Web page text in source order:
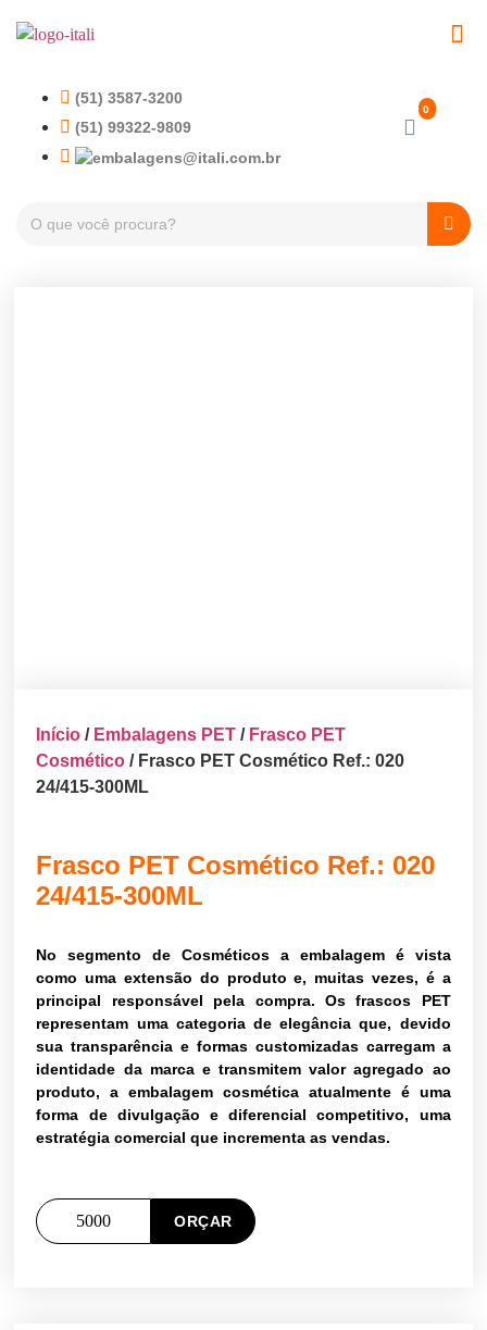
(51) 3587-3200
(51) 99322-9809
Início / Embalagens PET / Frasco PET
Cosmético / Frasco PET Cosmético Ref.: 020
24/415-300ML
Frasco PET Cosmético Ref.: 020
24/415-300ML
No segmento de Cosméticos a embalagem é vista
como uma extensão do produto e, muitas vezes, é a
principal responsável pela compra. Os frascos PET
representam uma categoria de elegância que, devido
sua transparência e formas customizadas carregam a
identidade da marca e transmitem valor agregado ao
produto, a embalagem cosmética atualmente é uma
forma de divulgação e diferencial competitivo, uma
estratégia comercial que incrementa as vendas.
ORÇAR